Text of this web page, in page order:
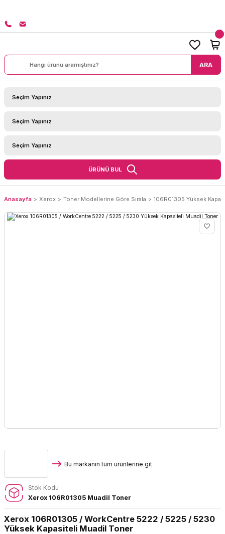
ARA
ÜRÜNÜ BUL
Anasayfa Xerox Toner Modellerine Göre Sırala 106R01305 Yüksek
Bu markanın tüm ürünlerine git
Stok Kodu
Xerox 106R01305 Muadil Toner
Xerox 106R01305 / WorkCentre 5222 / 5225 / 5230
Yüksek Kapasiteli Muadil Toner